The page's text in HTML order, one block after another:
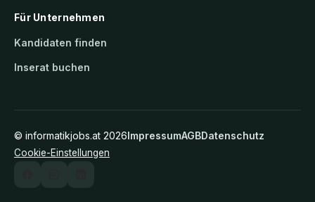
Für Unternehmen
Kandidaten finden
Inserat buchen
© informatikjobs.at 2026ImpressumAGBDatenschutz
Cookie-Einstellungen